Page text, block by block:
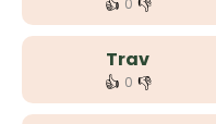
👍 0 👎
Trav
👍 0 👎